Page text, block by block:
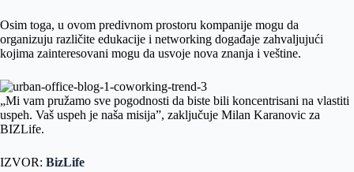
Osim toga, u ovom predivnom prostoru kompanije mogu da
organizuju različite edukacije i networking događaje zahvaljujući
kojima zainteresovani mogu da usvoje nova znanja i veštine.
„Mi vam pružamo sve pogodnosti da biste bili koncentrisani na vlastiti
uspeh. Vaš uspeh je naša misija”, zaključuje Milan Karanovic za
BIZLife.
IZVOR: BizLife